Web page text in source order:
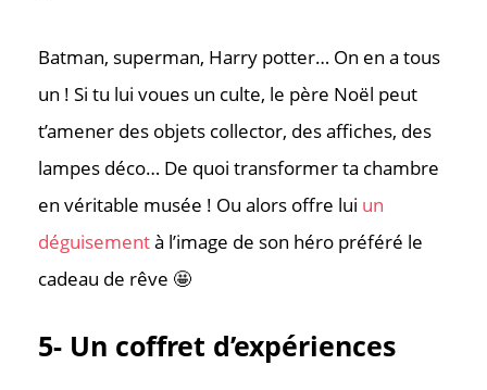
Batman, superman, Harry potter… On en a tous
un ! Si tu lui voues un culte, le père Noël peut
t’amener des objets collector, des affiches, des
lampes déco… De quoi transformer ta chambre
en véritable musée ! Ou alors offre lui un
déguisementà l’image de son héro préféré le
cadeau de rêve 🤩
5- Un coffret d’expériences